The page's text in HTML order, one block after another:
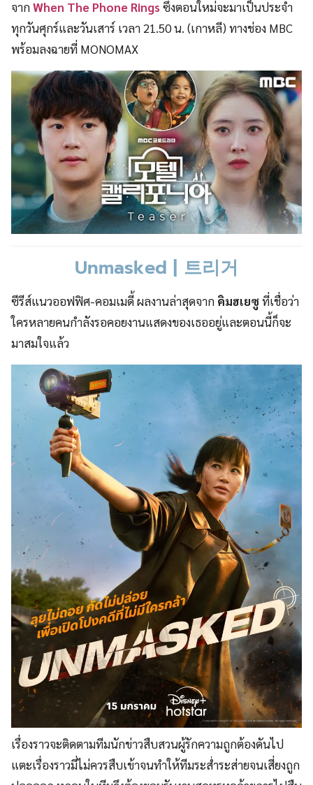
จากWhen The Phone Rings ซึ่งตอนใหม่จะมาเป็นประจำ
ทุกวันศุกร์และวันเสาร์ เวลา 21.50 น. (เกาหลี) ทางช่อง MBC
พร้อมลงฉายที่ MONOMAX
Unmasked | 트리거
ซีรีส์แนวออฟฟิศ-คอมเมดี้ ผลงานล่าสุดจาก คิมฮเยซูที่เชื่อว่า
ใครหลายคนกำลังรอคอยงานแสดงของเธออยู่และตอนนี้ก็จะ
มาสมใจแล้ว
เรื่องราวจะติดตามทีมนักข่าวสืบสวนผู้รักความถูกต้องดันไป
แตะเรื่องราวมี่ไม่ควรสืบเข้าจนทำให้ทีมระส่ำระส่ายจนเสี่ยงถูก